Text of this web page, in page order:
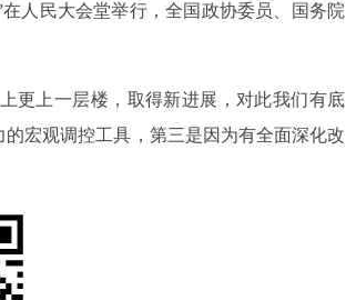
人民大会堂举行，全国政协委员、国务院
更上一层楼，取得新进展，对此我们有底
宏观调控工具，第三是因为有全面深化改